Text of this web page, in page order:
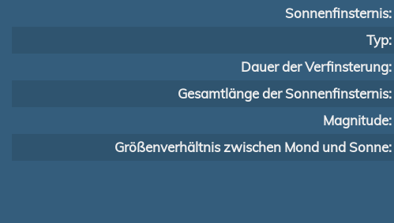
Sonnenfinsternis:
Typ:
Dauer der Verfinsterung:
Gesamtlänge der Sonnenfinsternis:
Magnitude:
Größenverhältnis zwischen Mond und Sonne: